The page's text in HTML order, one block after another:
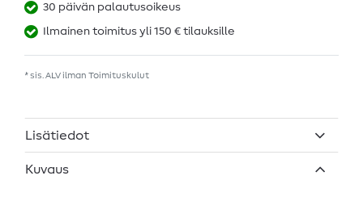
30 päivän palautusoikeus
Ilmainen toimitus yli 150 € tilauksille
* sis. ALV ilman Toimituskulut
Lisätiedot
Kuvaus